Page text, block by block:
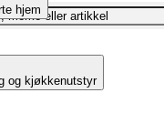
hjem
og kjøkkenutstyr